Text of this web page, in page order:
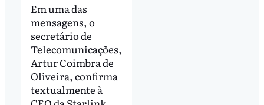
Em uma das
mensagens, o
secretário de
Telecomunicações,
Artur Coimbra de
Oliveira, confirma
textualmente à